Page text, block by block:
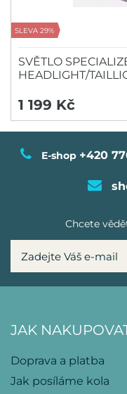
SLEVA 29%
SVĚTLO
HEADLIGHT/
1 199 Kč
E-shop +420
Chcete
JAK
Doprava a platba
Jak posíláme kola